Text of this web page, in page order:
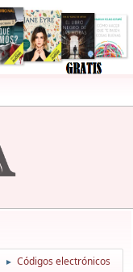
► Códigos electrónicos